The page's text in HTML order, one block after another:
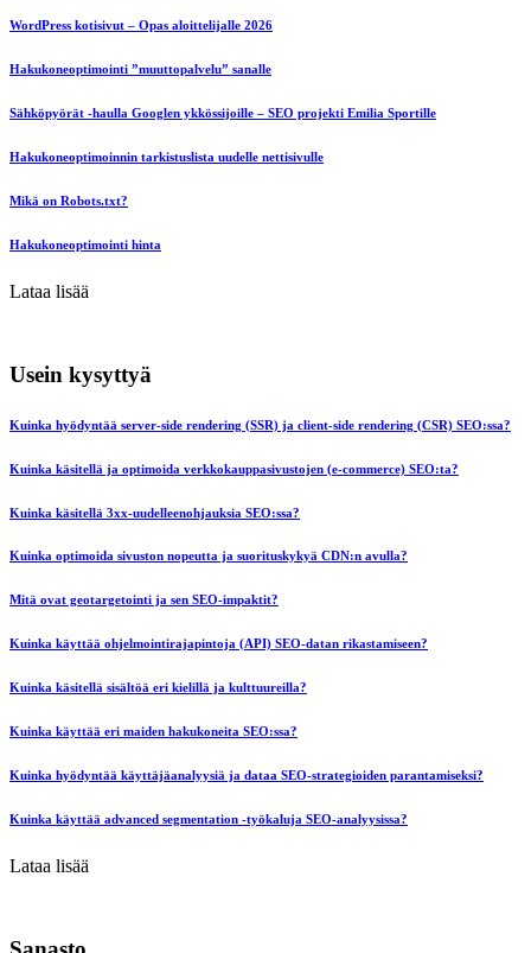
WordPress kotisivut – Opas aloittelijalle 2026
Hakukoneoptimointi ”muuttopalvelu” sanalle
Sähköpyörät -haulla Googlen ykkössijoille – SEO projekti Emilia Sportille
Hakukoneoptimoinnin tarkistuslista uudelle nettisivulle
Mikä on Robots.txt?
Hakukoneoptimointi hinta
Lataa lisää
Usein kysyttyä
Kuinka hyödyntää server-side rendering (SSR) ja client-side rendering (CSR) SEO:ssa?
Kuinka käsitellä ja optimoida verkkokauppasivustojen (e-commerce) SEO:ta?
Kuinka käsitellä 3xx-uudelleenohjauksia SEO:ssa?
Kuinka optimoida sivuston nopeutta ja suorituskykyä CDN:n avulla?
Mitä ovat geotargetointi ja sen SEO-impaktit?
Kuinka käyttää ohjelmointirajapintoja (API) SEO-datan rikastamiseen?
Kuinka käsitellä sisältöä eri kielillä ja kulttuureilla?
Kuinka käyttää eri maiden hakukoneita SEO:ssa?
Kuinka hyödyntää käyttäjäanalyysiä ja dataa SEO-strategioiden parantamiseksi?
Kuinka käyttää advanced segmentation -työkaluja SEO-analyysissa?
Lataa lisää